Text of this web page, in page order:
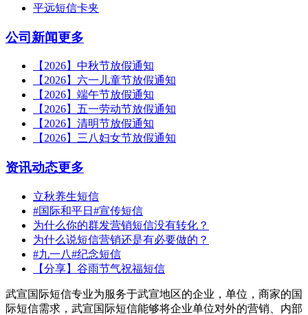
平远短信卡夹
公司新闻更多
【2026】中秋节放假通知
【2026】六一儿童节放假通知
【2026】端午节放假通知
【2026】五一劳动节放假通知
【2026】清明节放假通知
【2026】三八妇女节放假通知
资讯动态更多
立秋养生短信
#国际和平日#宣传短信
为什么你的群发营销短信没有转化？
为什么说短信营销还是有必要做的？
#九一八#纪念短信
【分享】谷雨节气祝福短信
武宣国际短信专业为服务于武宣地区的企业，单位，商家的国
际短信需求，武宣国际短信能够将企业单位对外的营销、内部